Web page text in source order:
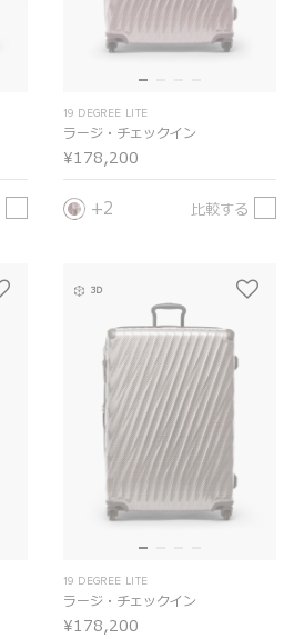
19 DEGREE LITE
ラージ・チェックイン
¥178,200
2 比較する
3D
19 DEGREE LITE
ラージ・チェックイン
¥178,200